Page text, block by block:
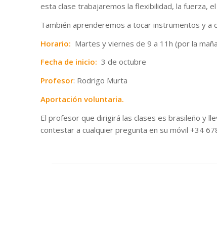
esta clase trabajaremos la flexibilidad, la fuerza,
También aprenderemos a tocar instrumentos y a
Horario: Martes y viernes de 9 a 11h (por la
Fecha de inicio: 3 de octubre
Profesor: Rodrigo Murta
Aportación voluntaria.
El profesor que dirigirá las clases es brasileño y
contestar a cualquier pregunta en su móvil +34